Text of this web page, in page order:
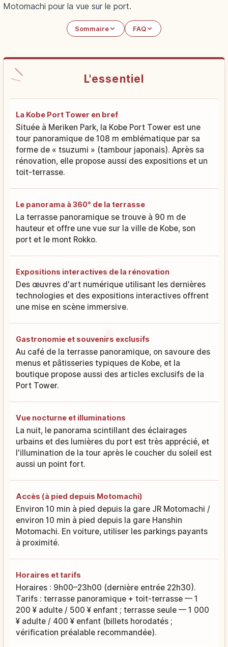
Motomachi pour la vue sur le port.
Sommaire FAQ
L'essentiel
La Kobe Port Tower en bref
Située à Meriken Park, la Kobe Port Tower est une
tour panoramique de 108 m emblématique par sa
forme de « tsuzumi » (tambour japonais). Après sa
rénovation, elle propose aussi des expositions et un
toit-terrasse.
Le panorama à 360° de la terrasse
La terrasse panoramique se trouve à 90 m de
hauteur et offre une vue sur la ville de Kobe, son
port et le mont Rokko.
Expositions interactives de la rénovation
Des œuvres d'art numérique utilisant les dernières
technologies et des expositions interactives offrent
une mise en scène immersive.
Gastronomie et souvenirs exclusifs
Au café de la terrasse panoramique, on savoure des
menus et pâtisseries typiques de Kobe, et la
boutique propose aussi des articles exclusifs de la
Port Tower.
Vue nocturne et illuminations
La nuit, le panorama scintillant des éclairages
urbains et des lumières du port est très apprécié, et
l'illumination de la tour après le coucher du soleil est
aussi un point fort.
Accès (à pied depuis Motomachi)
Environ 10 min à pied depuis la gare JR Motomachi /
environ 10 min à pied depuis la gare Hanshin
Motomachi. En voiture, utiliser les parkings payants
à proximité.
Horaires et tarifs
Horaires : 9h00–23h00 (dernière entrée 22h30).
Tarifs : terrasse panoramique + toit-terrasse — 1
200 ¥ adulte / 500 ¥ enfant ; terrasse seule — 1 000
¥ adulte / 400 ¥ enfant (billets horodatés ;
vérification préalable recommandée).